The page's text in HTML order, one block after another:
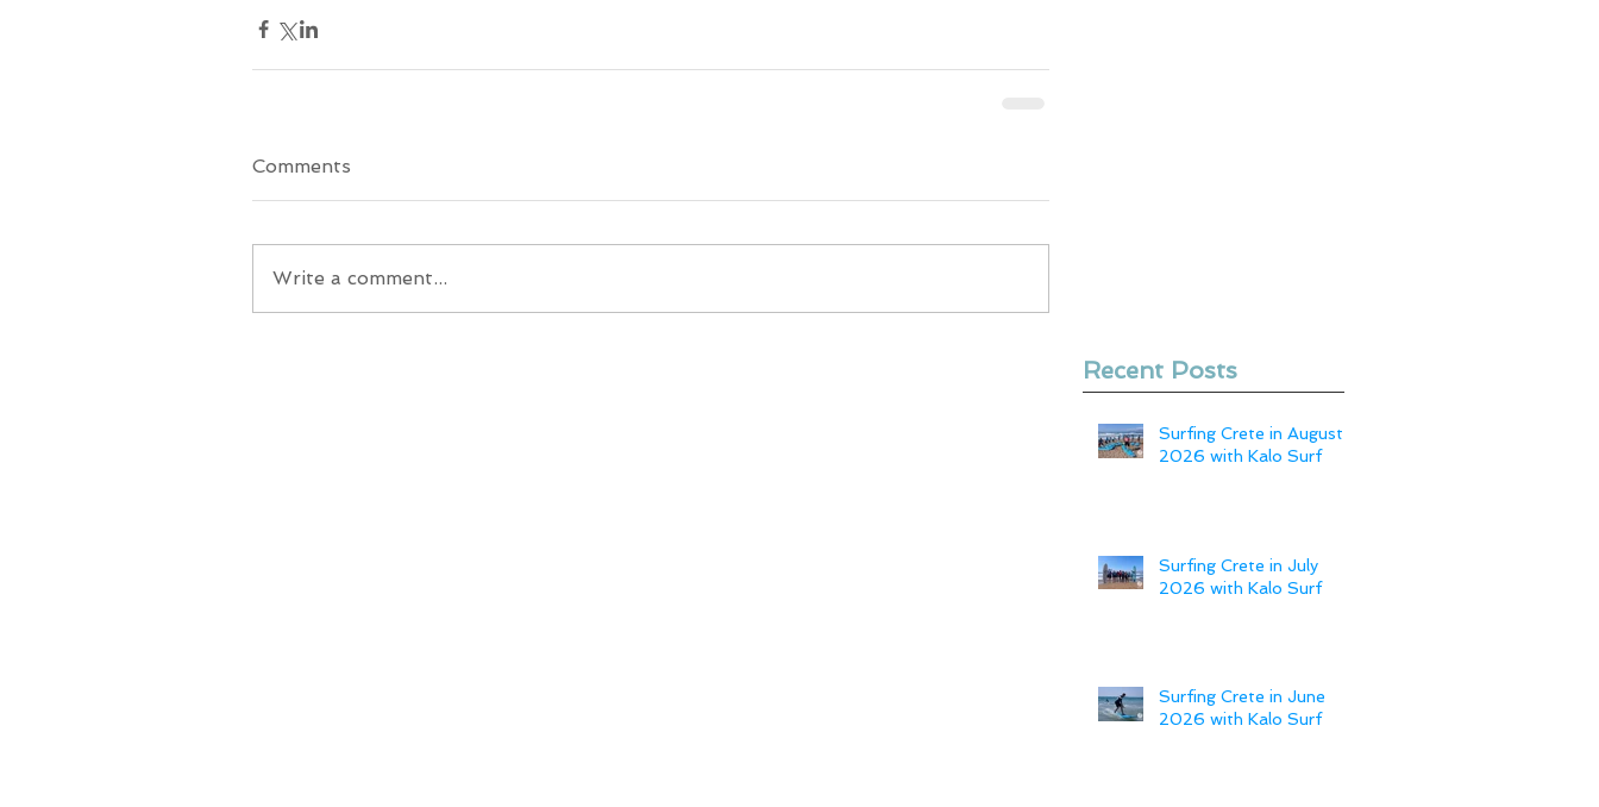
Comments
Write a comment...
Recent Posts
Surfing Crete in August
2026 with Kalo Surf
Surfing Crete in July
2026 with Kalo Surf
Surfing Crete in June
2026 with Kalo Surf